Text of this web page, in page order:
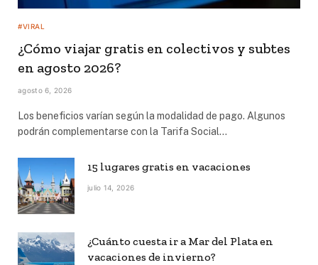
#VIRAL
¿Cómo viajar gratis en colectivos y subtes
en agosto 2026?
agosto 6, 2026
Los beneficios varían según la modalidad de pago. Algunos
podrán complementarse con la Tarifa Social…
15 lugares gratis en vacaciones
julio 14, 2026
¿Cuánto cuesta ir a Mar del Plata en
vacaciones de invierno?